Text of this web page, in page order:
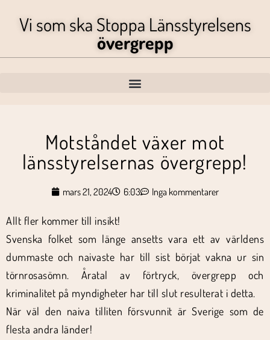
Vi som ska Stoppa Länsstyrelsens
övergrepp
Motståndet växer mot
länsstyrelsernas övergrepp!
mars 21, 2024 6:03 Inga kommentarer
Allt fler kommer till insikt!
Svenska folket som länge ansetts vara ett av världens
dummaste och naivaste har till sist börjat vakna ur sin
törnrosasömn. Åratal av förtryck, övergrepp och
kriminalitet på myndigheter har till slut resulterat i detta.
När väl den naiva tilliten försvunnit är Sverige som de
flesta andra länder!